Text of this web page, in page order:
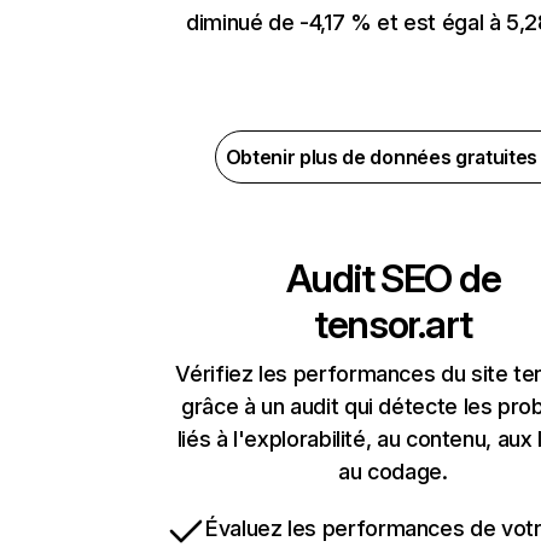
diminué de -4,17 % et est égal à
Obtenir plus de données
Audit SEO de
tensor.art
Vérifiez les performances du site
grâce à un audit qui détecte les
liés à l'explorabilité, au contenu, aux
au codage.
Évaluez les performances de